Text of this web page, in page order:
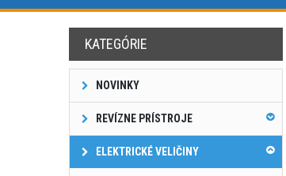
KATEGÓRIE
NOVINKY
REVÍZNE PRÍSTROJE
ELEKTRICKÉ VELIČINY